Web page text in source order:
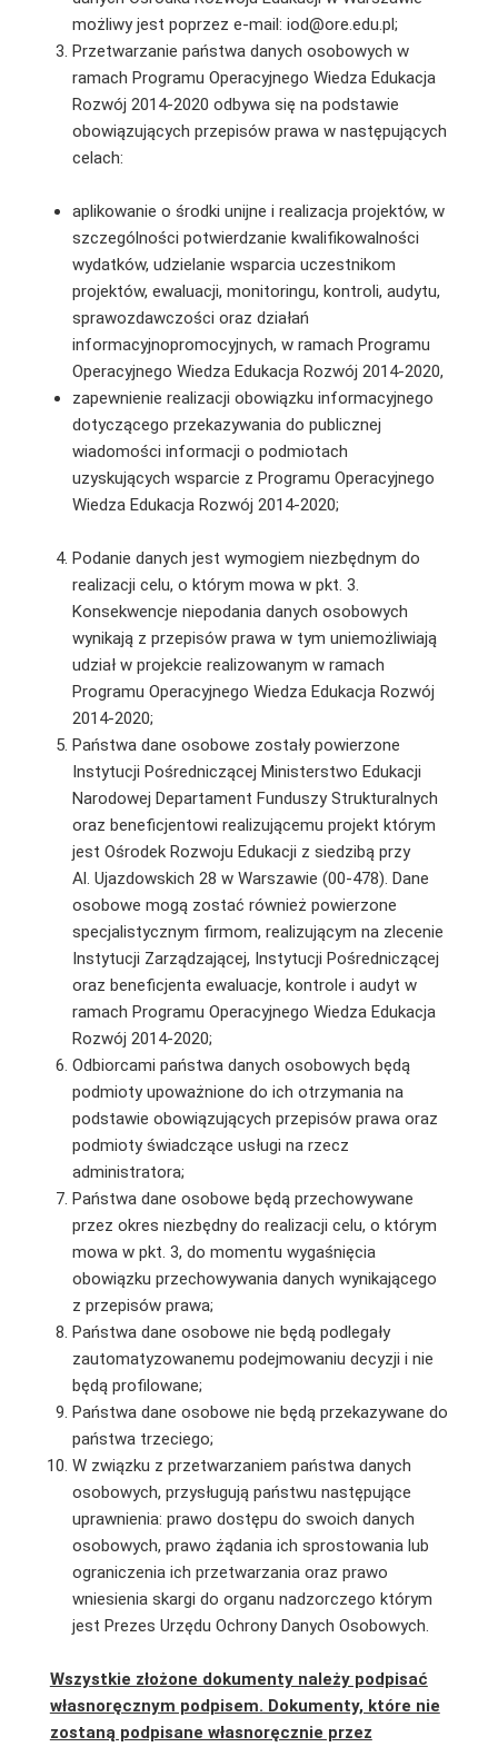
możliwy jest poprzez e-mail: iod@ore.edu.pl;
Przetwarzanie państwa danych osobowych w
ramach Programu Operacyjnego Wiedza Edukacja
Rozwój 2014-2020 odbywa się na podstawie
obowiązujących przepisów prawa w następujących
celach:
aplikowanie o środki unijne i realizacja projektów, w
szczególności potwierdzanie kwalifikowalności
wydatków, udzielanie wsparcia uczestnikom
projektów, ewaluacji, monitoringu, kontroli, audytu,
sprawozdawczości oraz działań
informacyjnopromocyjnych, w ramach Programu
Operacyjnego Wiedza Edukacja Rozwój 2014-2020,
zapewnienie realizacji obowiązku informacyjnego
dotyczącego przekazywania do publicznej
wiadomości informacji o podmiotach
uzyskujących wsparcie z Programu Operacyjnego
Wiedza Edukacja Rozwój 2014-2020;
Podanie danych jest wymogiem niezbędnym do
realizacji celu, o którym mowa w pkt. 3.
Konsekwencje niepodania danych osobowych
wynikają z przepisów prawa w tym uniemożliwiają
udział w projekcie realizowanym w ramach
Programu Operacyjnego Wiedza Edukacja Rozwój
2014-2020;
Państwa dane osobowe zostały powierzone
Instytucji Pośredniczącej Ministerstwo Edukacji
Narodowej Departament Funduszy Strukturalnych
oraz beneficjentowi realizującemu projekt którym
jest Ośrodek Rozwoju Edukacji z siedzibą przy
Al. Ujazdowskich 28 w Warszawie (00-478). Dane
osobowe mogą zostać również powierzone
specjalistycznym firmom, realizującym na zlecenie
Instytucji Zarządzającej, Instytucji Pośredniczącej
oraz beneficjenta ewaluacje, kontrole i audyt w
ramach Programu Operacyjnego Wiedza Edukacja
Rozwój 2014-2020;
Odbiorcami państwa danych osobowych będą
podmioty upoważnione do ich otrzymania na
podstawie obowiązujących przepisów prawa oraz
podmioty świadczące usługi na rzecz
administratora;
Państwa dane osobowe będą przechowywane
przez okres niezbędny do realizacji celu, o którym
mowa w pkt. 3, do momentu wygaśnięcia
obowiązku przechowywania danych wynikającego
z przepisów prawa;
Państwa dane osobowe nie będą podlegały
zautomatyzowanemu podejmowaniu decyzji i nie
będą profilowane;
Państwa dane osobowe nie będą przekazywane do
państwa trzeciego;
W związku z przetwarzaniem państwa danych
osobowych, przysługują państwu następujące
uprawnienia: prawo dostępu do swoich danych
osobowych, prawo żądania ich sprostowania lub
ograniczenia ich przetwarzania oraz prawo
wniesienia skargi do organu nadzorczego którym
jest Prezes Urzędu Ochrony Danych Osobowych.
Wszystkie złożone dokumenty należy podpisać
własnoręcznym podpisem. Dokumenty, które nie
zostaną podpisane własnoręcznie przez